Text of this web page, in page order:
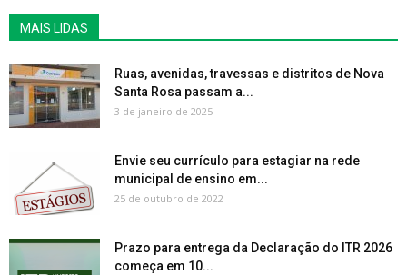
MAIS LIDAS
Ruas, avenidas, travessas e distritos de Nova
Santa Rosa passam a...
3 de janeiro de 2025
Envie seu currículo para estagiar na rede
municipal de ensino em...
25 de outubro de 2022
Prazo para entrega da Declaração do ITR 2026
começa em 10...